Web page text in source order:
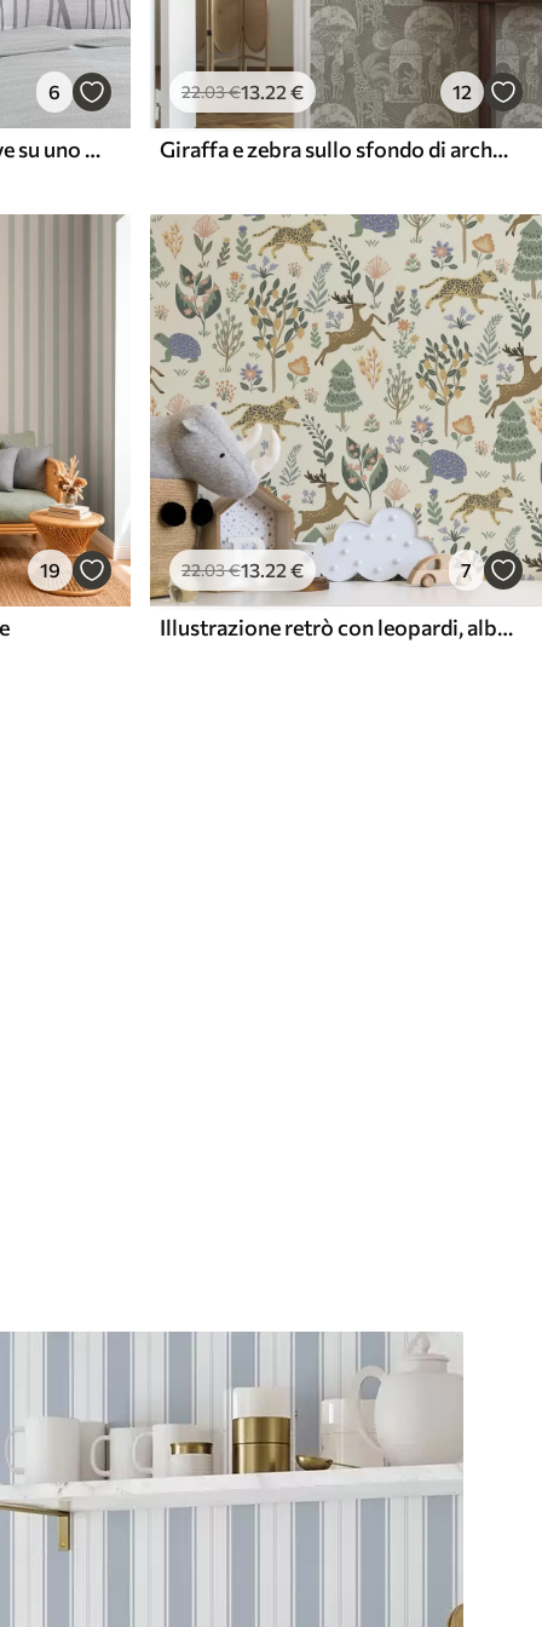
6
Animali e piante scandinave su uno sfondo color menta
22.03€13.22 € 12
Giraffa e zebra sullo sfondo di architettura e alberi tropicali
19 22.03€13.22 € 7
Illustrazione retrò con leopardi, alberi e cervi